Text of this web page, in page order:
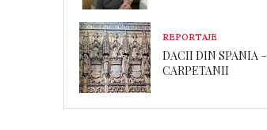
REPORTAJE
DACII DIN SPANIA –
CARPETANII